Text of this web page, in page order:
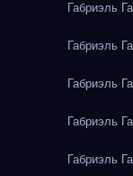
Габриэль
Габриэль
Габриэль
Габриэль
Габриэль